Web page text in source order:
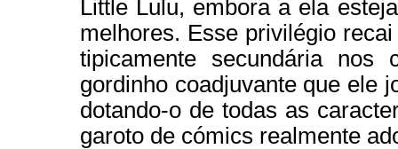
Little Lulu, embora a ela
melhores. Esse privilégio
tipicamente secundária
gordinho coadjuvante que ele
dotando-o de todas as
garoto de cómics realmente